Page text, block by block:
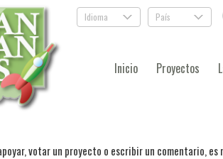
Idioma . País .
Inicio Proyectos
votar un proyecto o escribir un comentario,